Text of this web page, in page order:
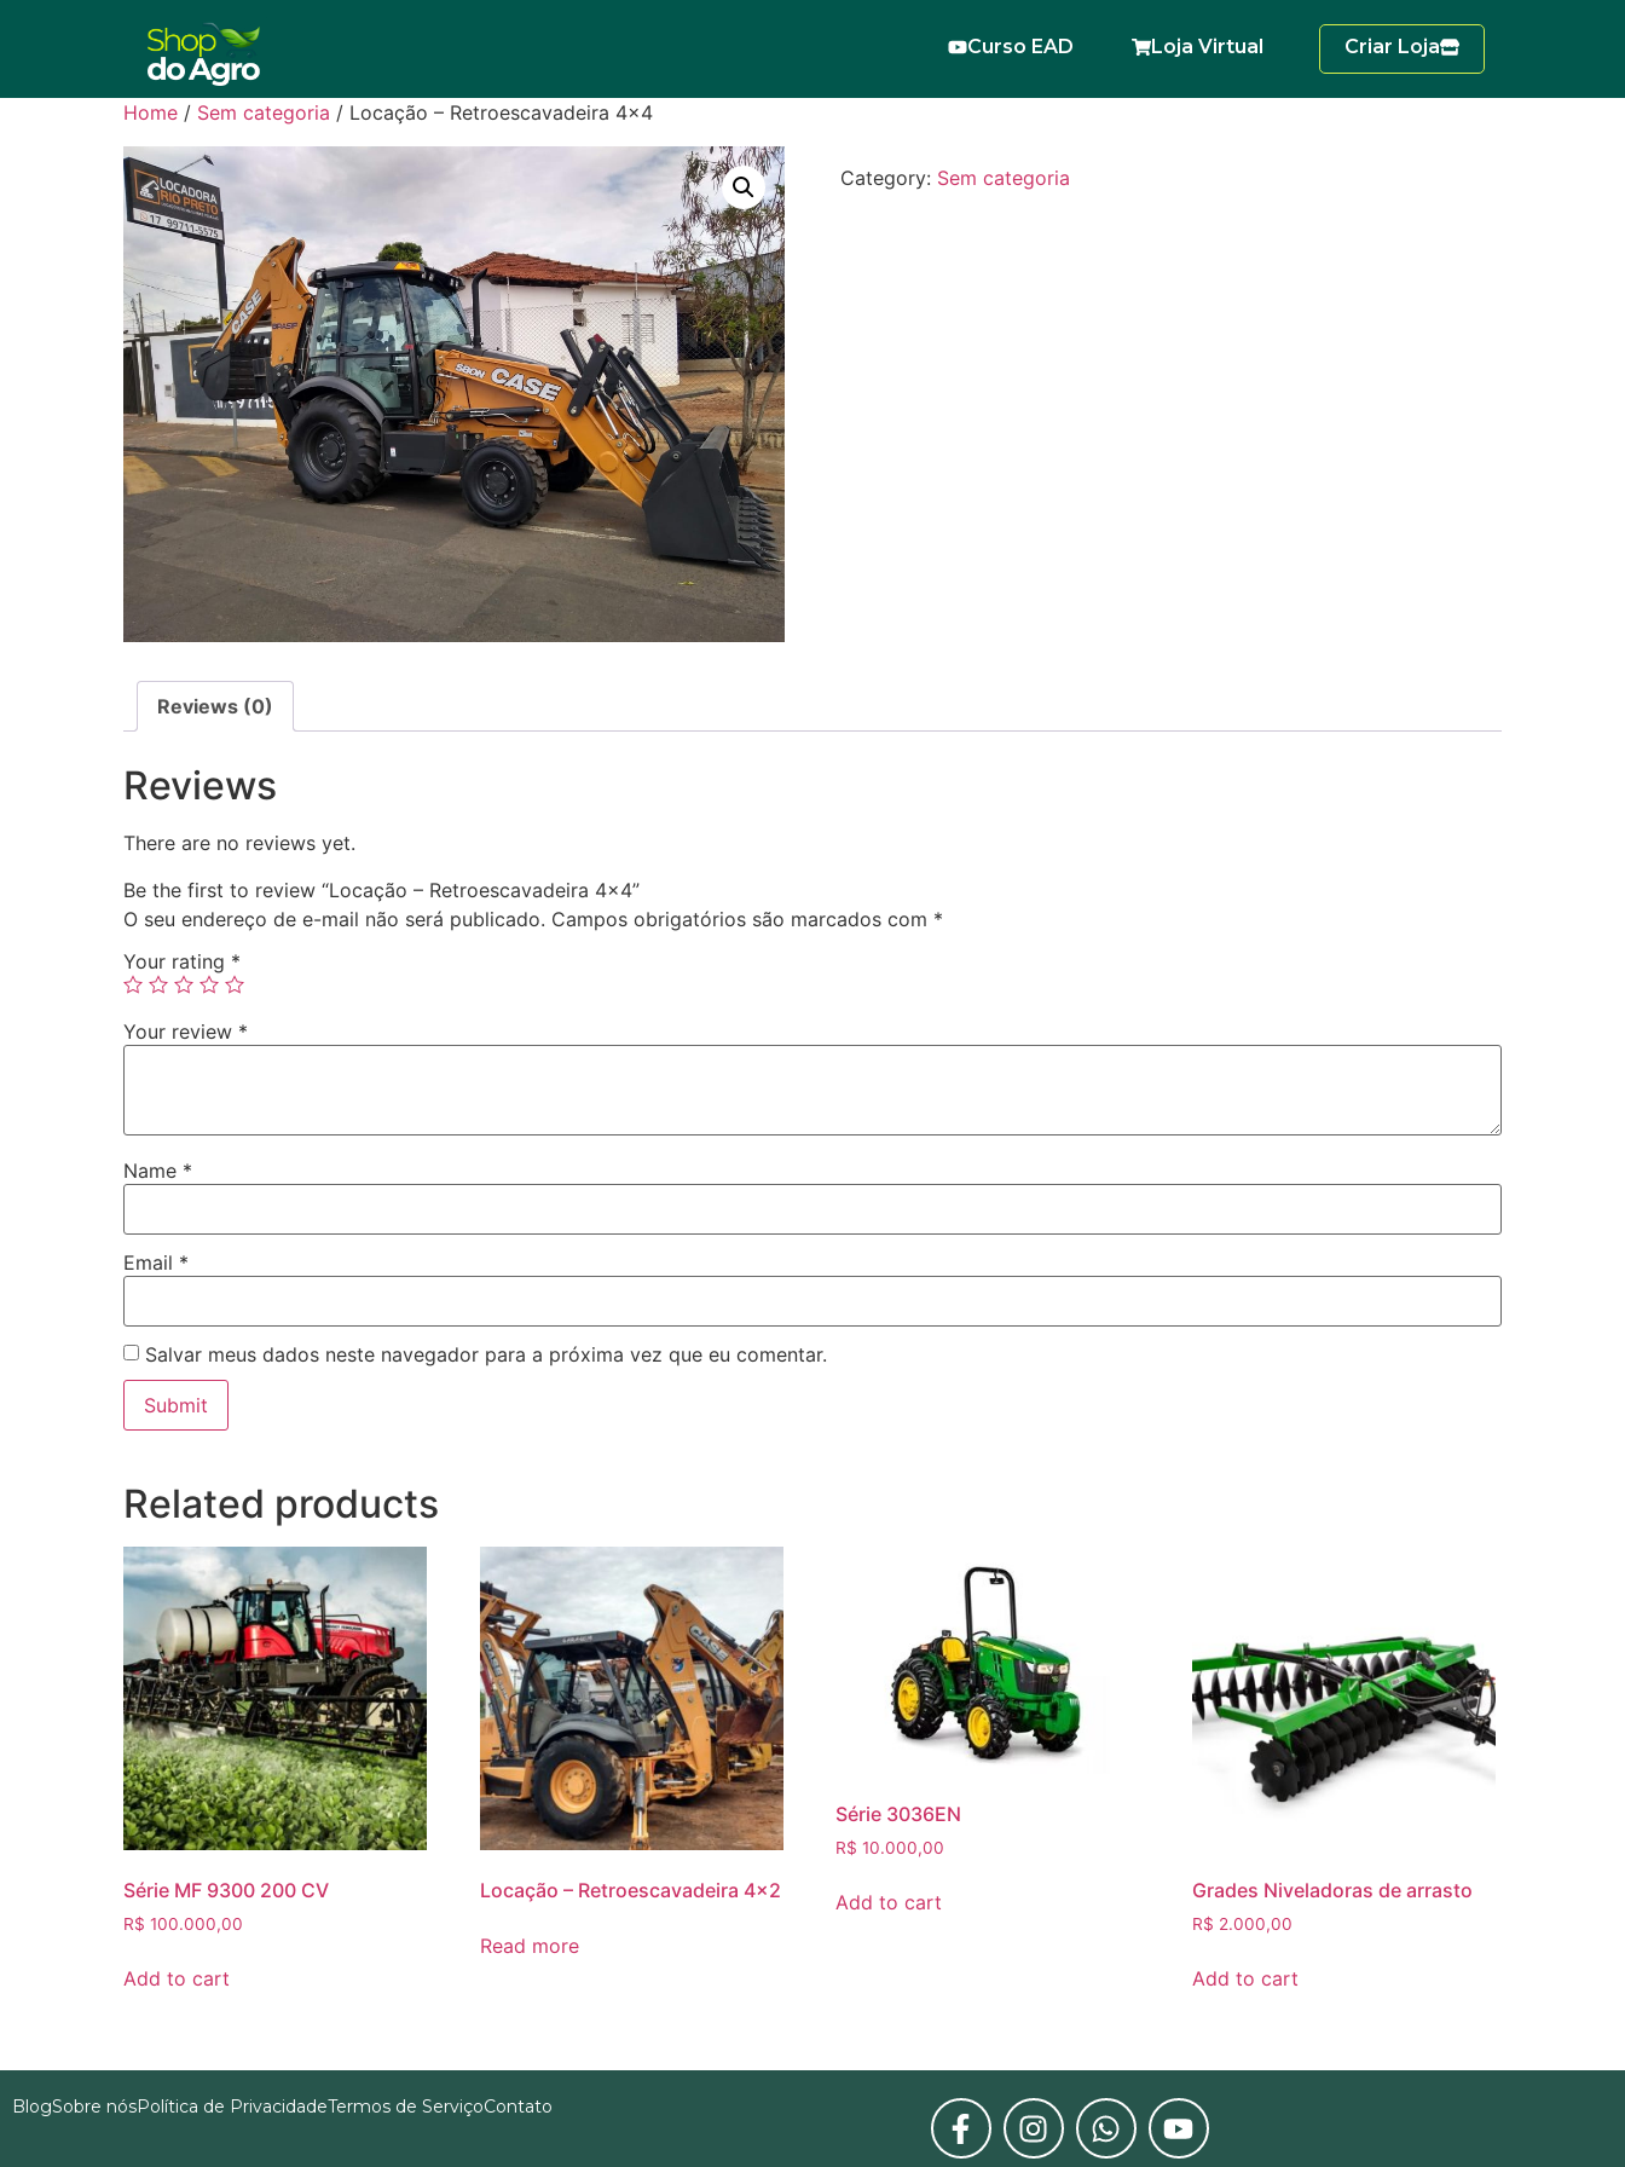
Loja Virtual
Curso EAD Criar Loja
Home / Sem categoria / Locação – Retroescavadeira 4×4
Category: Sem categoria
Reviews (0)
Reviews
There are no reviews yet.
Be the first to review “Locação – Retroescavadeira 4×4”
O seu endereço de e-mail não será publicado. Campos obrigatórios são marcados com *
Your rating *
Your review *
Name *
Email *
Salvar meus dados neste navegador para a próxima vez que eu comentar.
Related products
Série MF 9300 200 CV
R$ 100.000,00
Add to cart
Locação – Retroescavadeira 4×2
Read more
Série 3036EN
R$ 10.000,00
Add to cart Grades​ Niveladoras de arrasto
R$ 2.000,00
Add to cart
BlogSobre nósPolítica de PrivacidadeTermos de ServiçoContato